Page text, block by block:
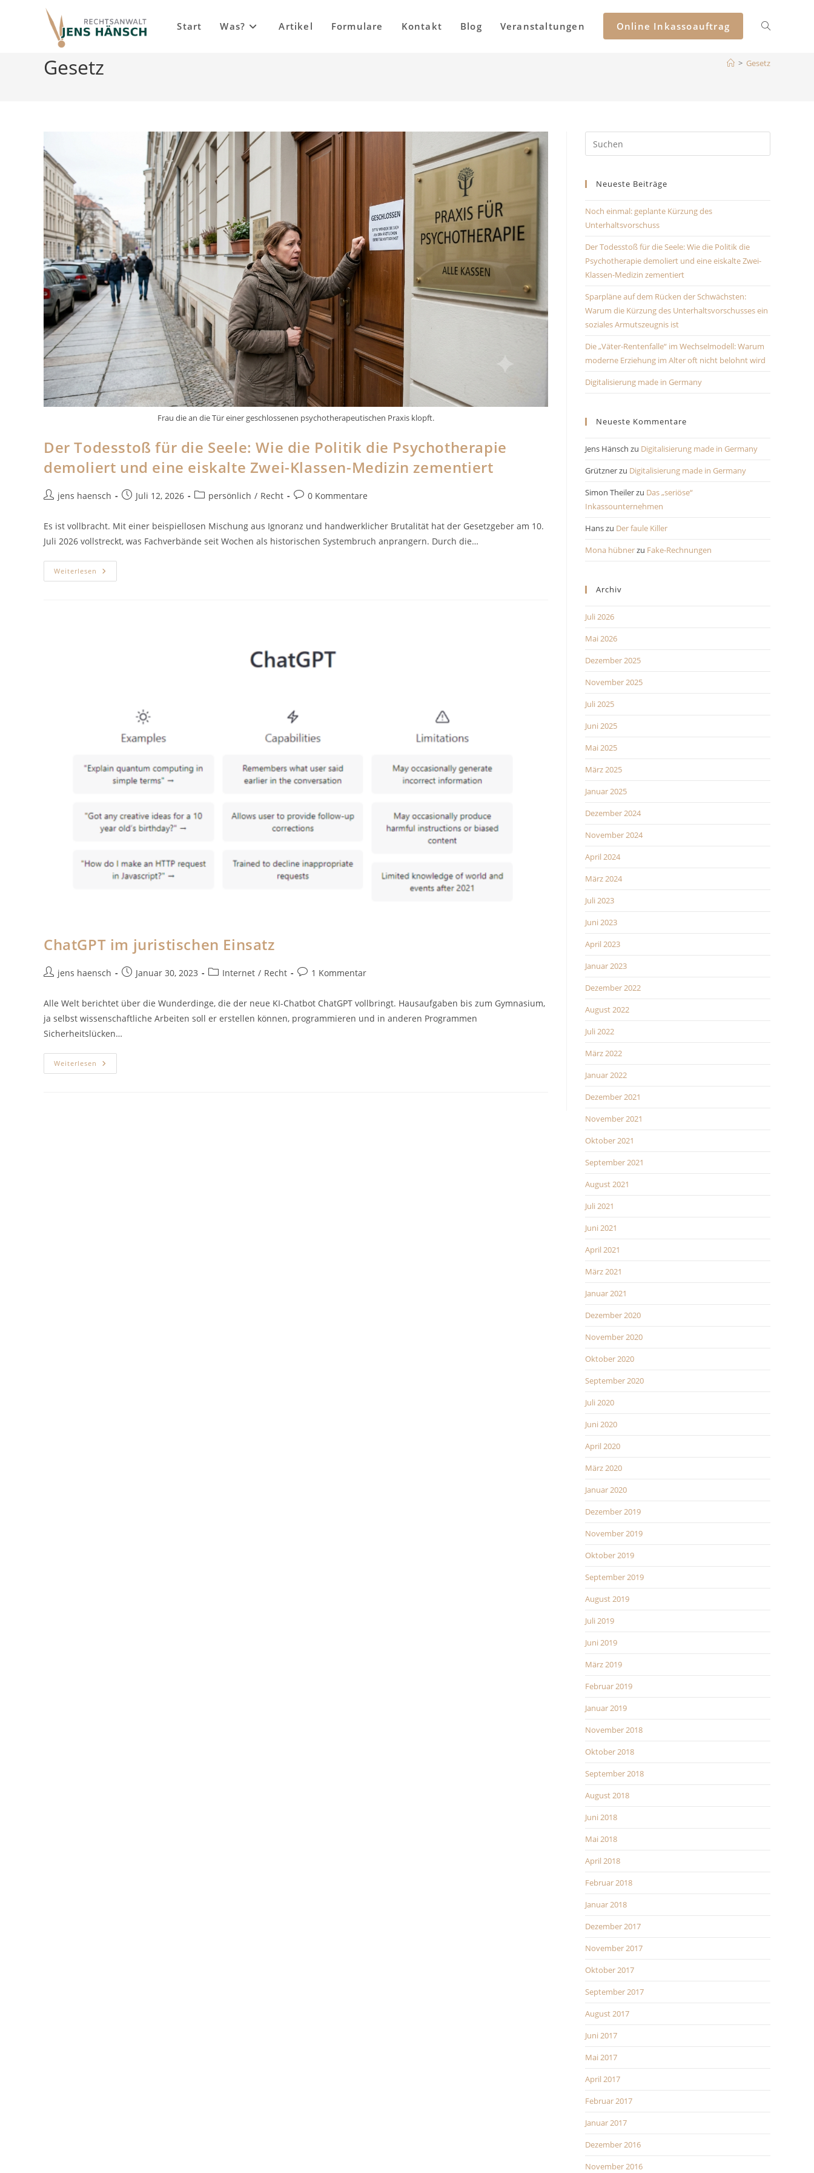
Start Was? Artikel Formulare Kontakt Blog Veranstaltungen Online Inkassoauftrag Website-
umschalten
Gesetz > Gesetz
Frau die an die Tür einer geschlossenen psychotherapeutischen Praxis klopft.
Der Todesstoß für die Seele: Wie die Politik die Psychotherapie
demoliert und eine eiskalte Zwei-Klassen-Medizin zementiert
Beitrags-
jens haensch
BeitragJuli 12, 2026
Beitrags-
persönlich / Recht
Beitrags-
0 Kommentare
Es ist vollbracht. Mit einer beispiellosen Mischung aus Ignoranz und handwerklicher Brutalität hat der Gesetzgeber am 10.
Juli 2026 vollstreckt, was Fachverbände seit Wochen als historischen Systembruch anprangern. Durch die…
Weiterlesen Der
Todesstoß
Zementiert
ChatGPT im juristischen Einsatz
Beitrags-
jens haensch
BeitragJanuar 30, 2023
Beitrags-
Internet / Recht
Beitrags-
1 Kommentar
Alle Welt berichtet über die Wunderdinge, die der neue KI-Chatbot ChatGPT vollbringt. Hausaufgaben bis zum Gymnasium,
ja selbst wissenschaftliche Arbeiten soll er erstellen können, programmieren und in anderen Programmen
Sicherheitslücken…
Weiterlesen ChatGPT
Im
Escape
Neueste Beiträge
Noch einmal: geplante Kürzung des
Unterhaltsvorschuss
Der Todesstoß für die Seele: Wie die Politik die
Psychotherapie demoliert und eine eiskalte Zwei-
Klassen-Medizin zementiert
Sparpläne auf dem Rücken der Schwächsten:
Warum die Kürzung des Unterhaltsvorschusses ein
soziales Armutszeugnis ist
Die „Väter-Rentenfalle“ im Wechselmodell: Warum
moderne Erziehung im Alter oft nicht belohnt wird
Digitalisierung made in Germany
Neueste Kommentare
Jens Hänsch zu Digitalisierung made in Germany
Grütznerzu Digitalisierung made in Germany
Simon Theilerzu Das „seriöse“
Inkassounternehmen
Hanszu Der faule Killer
Mona hübnerzu Fake-Rechnungen
Archiv
Juli 2026
Mai 2026
Dezember 2025
November 2025
Juli 2025
Juni 2025
Mai 2025
März 2025
Januar 2025
Dezember 2024
November 2024
April 2024
März 2024
Juli 2023
Juni 2023
April 2023
Januar 2023
Dezember 2022
August 2022
Juli 2022
März 2022
Januar 2022
Dezember 2021
November 2021
Oktober 2021
September 2021
August 2021
Juli 2021
Juni 2021
April 2021
März 2021
Januar 2021
Dezember 2020
November 2020
Oktober 2020
September 2020
Juli 2020
Juni 2020
April 2020
März 2020
Januar 2020
Dezember 2019
November 2019
Oktober 2019
September 2019
August 2019
Juli 2019
Juni 2019
März 2019
Februar 2019
Januar 2019
November 2018
Oktober 2018
September 2018
August 2018
Juni 2018
Mai 2018
April 2018
Februar 2018
Januar 2018
Dezember 2017
November 2017
Oktober 2017
September 2017
August 2017
Juni 2017
Mai 2017
April 2017
Februar 2017
Januar 2017
Dezember 2016
November 2016